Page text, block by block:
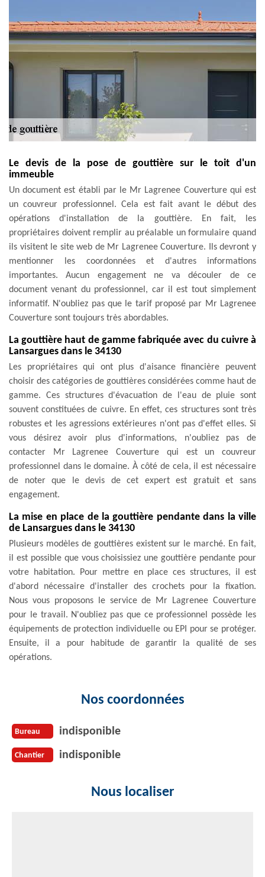
Le devis de la pose de gouttière sur le toit d'un
immeuble
Un document est établi par le Mr Lagrenee Couverture qui est
un couvreur professionnel. Cela est fait avant le début des
opérations d'installation de la gouttière. En fait, les
propriétaires doivent remplir au préalable un formulaire quand
ils visitent le site web de Mr Lagrenee Couverture. Ils devront y
mentionner les coordonnées et d'autres informations
importantes. Aucun engagement ne va découler de ce
document venant du professionnel, car il est tout simplement
informatif. N'oubliez pas que le tarif proposé par Mr Lagrenee
Couverture sont toujours très abordables.
La gouttière haut de gamme fabriquée avec du cuivre à
Lansargues dans le 34130
Les propriétaires qui ont plus d'aisance financière peuvent
choisir des catégories de gouttières considérées comme haut de
gamme. Ces structures d'évacuation de l'eau de pluie sont
souvent constituées de cuivre. En effet, ces structures sont très
robustes et les agressions extérieures n'ont pas d'effet elles. Si
vous désirez avoir plus d'informations, n'oubliez pas de
contacter Mr Lagrenee Couverture qui est un couvreur
professionnel dans le domaine. À côté de cela, il est nécessaire
de noter que le devis de cet expert est gratuit et sans
engagement.
La mise en place de la gouttière pendante dans la ville
de Lansargues dans le 34130
Plusieurs modèles de gouttières existent sur le marché. En fait,
il est possible que vous choisissiez une gouttière pendante pour
votre habitation. Pour mettre en place ces structures, il est
d'abord nécessaire d'installer des crochets pour la fixation.
Nous vous proposons le service de Mr Lagrenee Couverture
pour le travail. N'oubliez pas que ce professionnel possède les
équipements de protection individuelle ou EPI pour se protéger.
Ensuite, il a pour habitude de garantir la qualité de ses
opérations.
Nos coordonnées
Bureau indisponible
Chantier indisponible
Nous localiser